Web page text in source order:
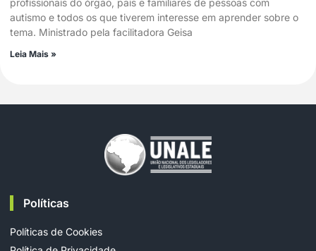
profissionais do órgão, pais e familiares de pessoas com
autismo e todos os que tiverem interesse em aprender sobre o
tema. Ministrado pela facilitadora Geisa
Leia Mais »
Políticas
Políticas de Cookies